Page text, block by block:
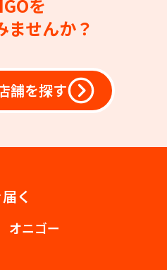
を
ませんか？
舗を探す
く
オニゴー